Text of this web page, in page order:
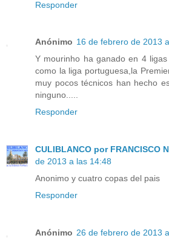
Responder
Anónimo 16 de febrero de 2013
Y mourinho ha ganado en 4
como la liga portuguesa,la
muy pocos técnicos han hecho
ninguno.....
Responder
CULIBLANCO por FRANCISCO
de 2013 a las 14:48
Anonimo y cuatro copas del pais
Responder
Anónimo 26 de febrero de 2013